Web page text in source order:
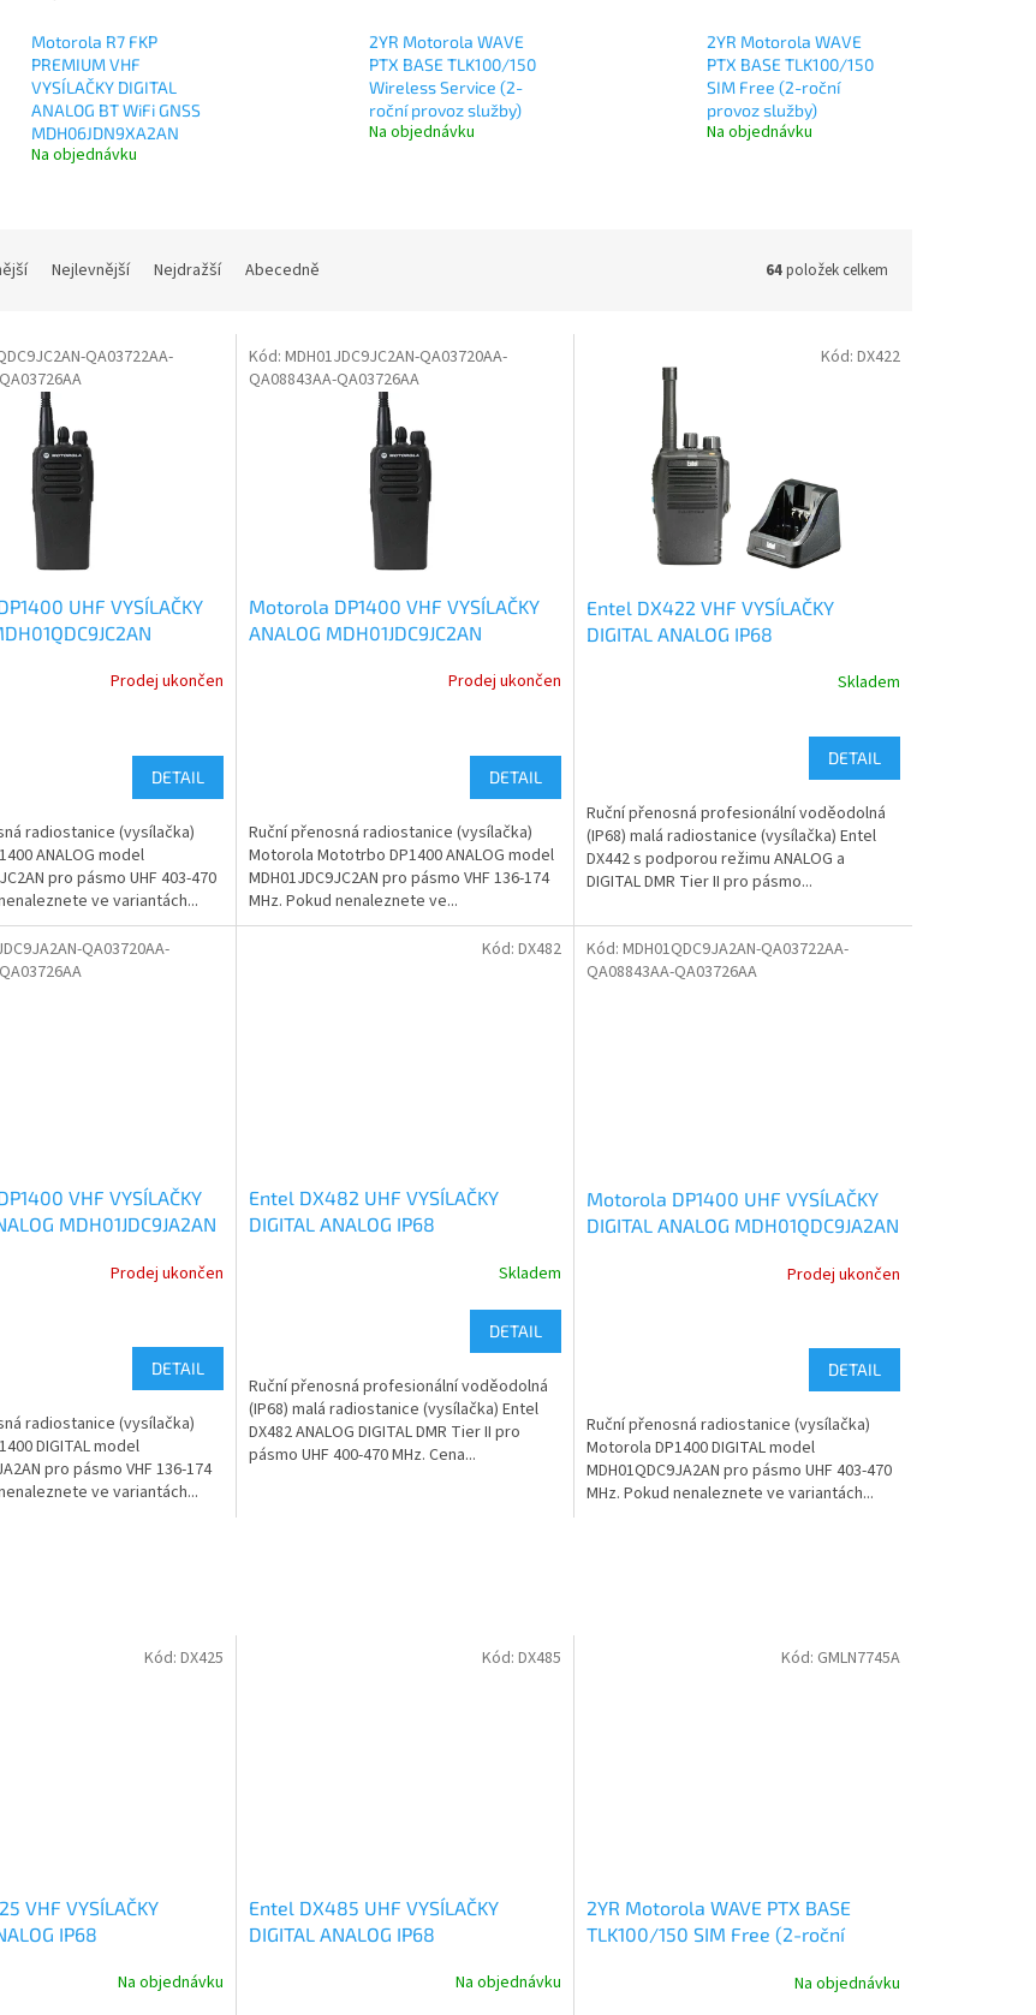
Motorola R7 FKP
PREMIUM VHF
VYSÍLAČKY DIGITAL
ANALOG BT WiFi GNSS
MDH06JDN9XA2AN
Na objednávku
2YR Motorola WAVE
PTX BASE TLK100/150
Wireless Service (2-
roční provoz služby)
Na objednávku
2YR Motorola WAVE
PTX BASE TLK100/150
SIM Free (2-roční
provoz služby)
Na objednávku
Nejlevnější Nejdražší Abecedně 64položek celkem
UHF VYSÍLAČKY
Prodej ukončen
DETAIL
radiostanice (vysílačka)
ANALOG model
pro pásmo UHF 403-470
ve variantách...
QA03722AA-
Motorola DP1400 VHF VYSÍLAČKY
ANALOG MDH01JDC9JC2AN
Prodej ukončen
DETAIL
Ruční přenosná radiostanice (vysílačka)
Motorola Mototrbo DP1400 ANALOG model
MDH01JDC9JC2AN pro pásmo VHF 136-174
MHz. Pokud nenaleznete ve...
Kód: MDH01JDC9JC2AN-QA03720AA-
QA08843AA-QA03726AA
Entel DX422 VHF VYSÍLAČKY
DIGITAL ANALOG IP68
Skladem
DETAIL
Ruční přenosná profesionální voděodolná
(IP68) malá radiostanice (vysílačka) Entel
DX442 s podporou režimu ANALOG a
DIGITAL DMR Tier II pro pásmo...
Kód: DX422
VHF VYSÍLAČKY
MDH01JDC9JA2AN
Prodej ukončen
DETAIL
radiostanice (vysílačka)
DIGITAL model
pro pásmo VHF 136-174
ve variantách...
QA03720AA-
Entel DX482 UHF VYSÍLAČKY
DIGITAL ANALOG IP68
Skladem
DETAIL
Ruční přenosná profesionální voděodolná
(IP68) malá radiostanice (vysílačka) Entel
DX482 ANALOG DIGITAL DMR Tier II pro
pásmo UHF 400-470 MHz. Cena...
Kód: DX482
Motorola DP1400 UHF VYSÍLAČKY
DIGITAL ANALOG MDH01QDC9JA2AN
Prodej ukončen
DETAIL
Ruční přenosná radiostanice (vysílačka)
Motorola DP1400 DIGITAL model
MDH01QDC9JA2AN pro pásmo UHF 403-470
MHz. Pokud nenaleznete ve variantách...
Kód: MDH01QDC9JA2AN-QA03722AA-
QA08843AA-QA03726AA
VHF VYSÍLAČKY
IP68
Na objednávku
Kód: DX425
Entel DX485 UHF VYSÍLAČKY
DIGITAL ANALOG IP68
Na objednávku
Kód: DX485
2YR Motorola WAVE PTX BASE
TLK100/150 SIM Free (2-roční
Na objednávku
Kód: GMLN7745A